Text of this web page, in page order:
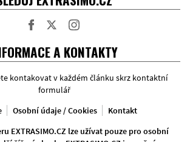
A KONTAKTY
kontakovat v každém článku skrz kontaktní
formulář
Osobní údaje / Cookies
Kontakt
EXTRASIMO.CZ lze užívat pouze pro osobní